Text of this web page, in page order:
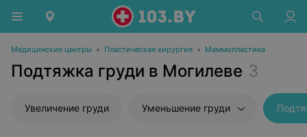
Медицинские центры • Пластическая хирургия • Маммопластика
Подтяжка груди в Могилеве 3
Увеличение груди Уменьшение груди